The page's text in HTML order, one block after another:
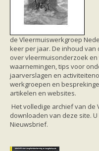
de Vleermuiswerkgroep
keer per jaar. De inhoud
over vleermuisonderzoek
waarnemingen, tips voor
jaarverslagen en
werkgroepen en
artikelen en websites.
Het volledige archief van de
downloaden van deze site.
Nieuwsbrief.